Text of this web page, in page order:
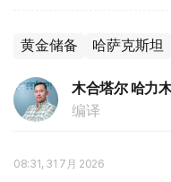
黄金储备 哈萨克斯坦
木合塔尔 哈力
编译
08:31, 31 7月 2026